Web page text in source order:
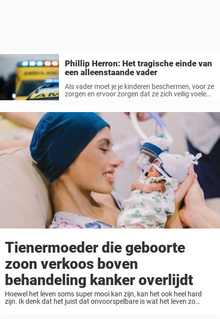
Phillip Herron: Het tragische einde van
een alleenstaande vader
Als vader moet je je kinderen beschermen, voor ze
zorgen en ervoor zorgen dat ze zich veilig voelen.
...
Tienermoeder die geboorte
zoon verkoos boven
behandeling kanker overlijdt
Hoewel het leven soms super mooi kan zijn, kan het ook heel hard
zijn. Ik denk dat het juist dat onvoorspelbare is wat het leven zo